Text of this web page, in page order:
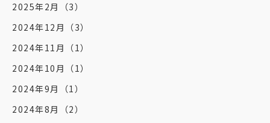
2025年2月
（3）
2024年12月
（3）
2024年11月
（1）
2024年10月
（1）
2024年9月
（1）
2024年8月
（2）